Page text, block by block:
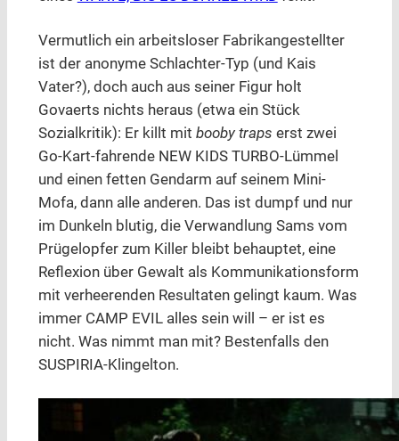
Vermutlich ein arbeitsloser Fabrikangestellter
ist der anonyme Schlachter-Typ (und Kais
Vater?), doch auch aus seiner Figur holt
Govaerts nichts heraus (etwa ein Stück
Sozialkritik): Er killt mit booby traps erst zwei
Go-Kart-fahrende NEW KIDS TURBO-Lümmel
und einen fetten Gendarm auf seinem Mini-
Mofa, dann alle anderen. Das ist dumpf und nur
im Dunkeln blutig, die Verwandlung Sams vom
Prügelopfer zum Killer bleibt behauptet, eine
Reflexion über Gewalt als Kommunikationsform
mit verheerenden Resultaten gelingt kaum. Was
immer CAMP EVIL alles sein will – er ist es
nicht. Was nimmt man mit? Bestenfalls den
SUSPIRIA-Klingelton.